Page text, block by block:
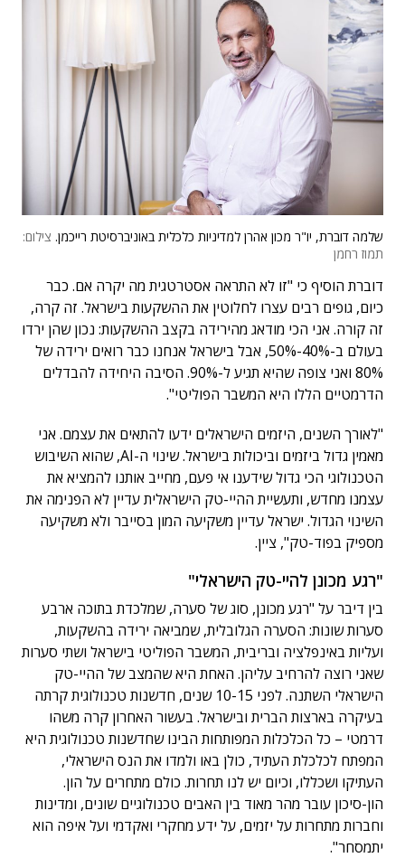
שלמה דוברת, יו"ר מכון אהרן למדיניות כלכלית באוניברסיטת רייכמן. צילום:
תמוז רחמן
דוברת הוסיף כי "זו לא התראה אסטרטגית מה יקרה אם. כבר
כיום, גופים רבים עצרו לחלוטין את ההשקעות בישראל. זה קרה,
זה קורה. אני הכי מודאג מהירידה בקצב ההשקעות: נכון שהן ירדו
בעולם ב-40%-50%, אבל בישראל אנחנו כבר רואים ירידה של
80% ואני צופה שהיא תגיע ל-90%. הסיבה היחידה להבדלים
הדרמטיים הללו היא המשבר הפוליטי".
"לאורך השנים, היזמים הישראלים ידעו להתאים את עצמם. אני
מאמין גדול ביזמים וביכולות בישראל. שינוי ה-AI, שהוא השיבוש
הטכנולוגי הכי גדול שידענו אי פעם, מחייב אותנו להמציא את
עצמנו מחדש, ותעשיית ההיי-טק הישראלית עדיין לא הפנימה את
השינוי הגדול. ישראל עדיין משקיעה המון בסייבר ולא משקיעה
מספיק בפוד-טק", ציין.
"רגע מכונן להיי-טק הישראלי"
בין דיבר על "רגע מכונן, סוג של סערה, שמלכדת בתוכה ארבע
סערות שונות: הסערה הגלובלית, שמביאה ירידה בהשקעות,
ועליות באינפלציה ובריבית, המשבר הפוליטי בישראל ושתי סערות
שאני רוצה להרחיב עליהן. האחת היא שהמצב של ההיי-טק
הישראלי השתנה. לפני 10-15 שנים, חדשנות טכנולוגית קרתה
בעיקרה בארצות הברית ובישראל. בעשור האחרון קרה משהו
דרמטי – כל הכלכלות המפותחות הבינו שחדשנות טכנולוגית היא
המפתח לכלכלת העתיד, כולן באו ולמדו את הנס הישראלי,
העתיקו ושכללו, וכיום יש לנו תחרות. כולם מתחרים על הון.
הון-סיכון עובר מהר מאוד בין האבים טכנולוגיים שונים, ומדינות
וחברות מתחרות על יזמים, על ידע מחקרי ואקדמי ועל איפה הוא
יתמסחר".